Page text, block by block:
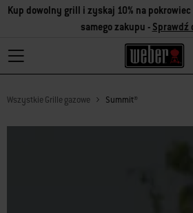
Kup dowolny grill i zyskaj 10% na
samego zakupu - Sprawdź
Wszystkie Grille gazowe Summit®